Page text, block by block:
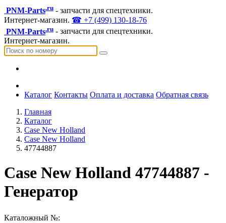
PNM-Parts.ru - запчасти для спецтехники.
Интернет-магазин. ☎ +7 (499) 130-18-76
PNM-Parts.ru - запчасти для спецтехники.
Интернет-магазин.
Каталог Контакты Оплата и доставка Обратная связь
Главная
Каталог
Case New Holland
Case New Holland
47744887
Case New Holland 47744887 -
Генератор
Каталожный №: